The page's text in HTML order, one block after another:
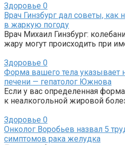
Здоровье 0
Врач Гинзбург дал советы, как
в жаркую погоду
Врач Михаил Гинзбург:
жару могут происходить при
Здоровье 0
Форма вашего тела указывает
печени — гепатолог Южнова
Если у вас определенная
к неалкогольной жировой
Здоровье 0
Онколог Воробьев назвал 5
симптомов рака желудка